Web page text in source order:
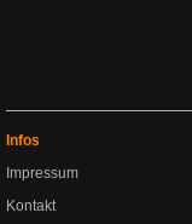
Infos
Impressum
Kontakt